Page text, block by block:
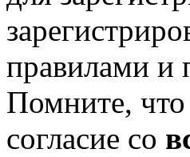
правилами и
Помните, что
согласие со